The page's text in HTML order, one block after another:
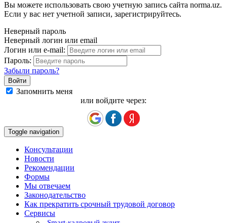
Вы можете использовать свою учетную запись сайта norma.uz.
Если у вас нет учетной записи, зарегистрируйтесь.
Неверный пароль
Неверный логин или email
Логин или e-mail:
Пароль:
Забыли пароль?
Запомнить меня
или войдите через:
Toggle navigation
Консультации
Новости
Рекомендации
Формы
Мы отвечаем
Законодательство
Как прекратить срочный трудовой договор
Сервисы